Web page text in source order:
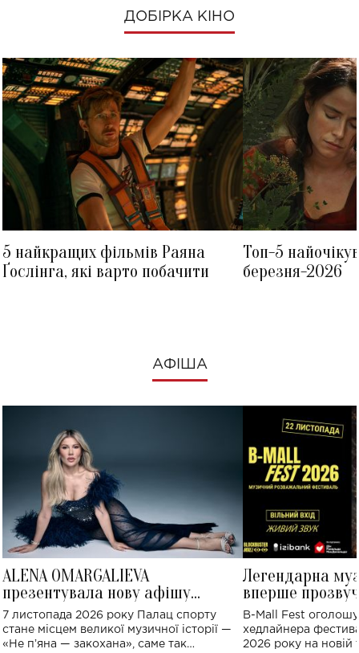
ДОБІРКА КІНО
5 найкращих фільмів Раяна
Ґослінга, які варто побачити
Топ-5
березня-2026
АФІША
ALENA OMARGALIEVA
презентувала нову афішу
великого концерту в Палаці
спорту
7 листопада 2026 року Палац спорту
стане місцем великої музичної історії —
«Не пʼяна — закохана», саме так
Легендарна
вперше
Україні: де
B-Mall Fest
хедлайнера
2026 року на новій